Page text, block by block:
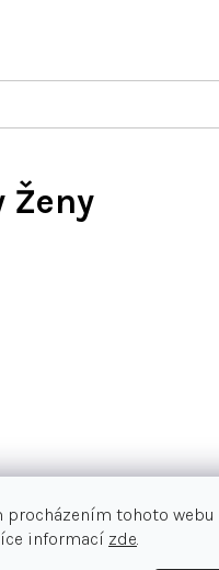
procházením tohoto webu
informací zde.
Ženy